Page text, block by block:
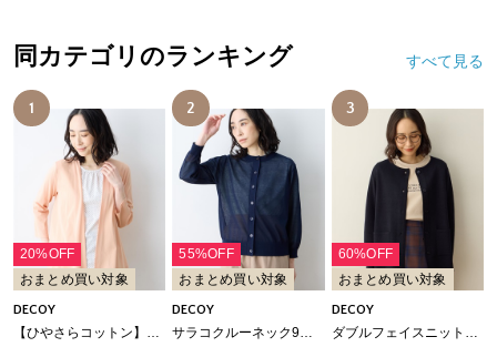
同カテゴリのランキング すべて見る
1
20%OFF
おまとめ買い対象
DECOY
2
55%OFF
おまとめ買い対象
DECOY
3
60%OFF
おまとめ買い対象
DECOY